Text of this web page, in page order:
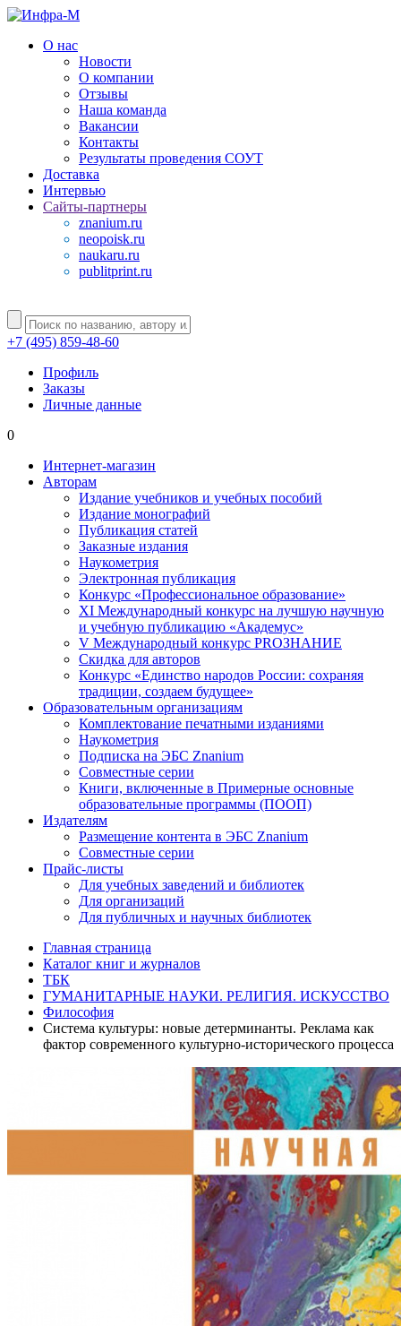
О нас
Новости
О компании
Отзывы
Наша команда
Вакансии
Контакты
Результаты проведения СОУТ
Доставка
Интервью
Сайты-партнеры
znanium.ru
neopoisk.ru
naukaru.ru
publitprint.ru
+7 (495) 859-48-60
Профиль
Заказы
Личные данные
0
Интернет-магазин
Авторам
Издание учебников и учебных пособий
Издание монографий
Публикация статей
Заказные издания
Наукометрия
Электронная публикация
Конкурс «Профессиональное образование»
XI Международный конкурс на лучшую научную
и учебную публикацию «Академус»
V Международный конкурс PROЗНАНИЕ
Скидка для авторов
Конкурс «Единство народов России: сохраняя
традиции, создаем будущее»
Образовательным организациям
Комплектование печатными изданиями
Наукометрия
Подписка на ЭБС Znanium
Совместные серии
Книги, включенные в Примерные основные
образовательные программы (ПООП)
Издателям
Размещение контента в ЭБС Znanium
Совместные серии
Прайс-листы
Для учебных заведений и библиотек
Для организаций
Для публичных и научных библиотек
Главная страница
Каталог книг и журналов
ТБК
ГУМАНИТАРНЫЕ НАУКИ. РЕЛИГИЯ. ИСКУССТВО
Философия
Система культуры: новые детерминанты. Реклама как
фактор современного культурно-исторического процесса